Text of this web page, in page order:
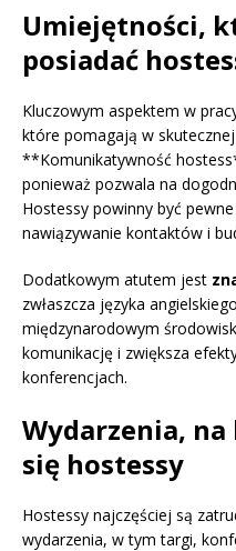
Umiejętności,
posiadać
Kluczowym aspektem w
które pomagają w
**Komunikatywność
ponieważ pozwala na
Hostessy powinny być
nawiązywanie kontaktów i
Dodatkowym atutem jest
zwłaszcza języka
międzynarodowym
komunikację i zwiększa
konferencjach.
Wydarzenia,
się hostessy
Hostessy najczęściej są
wydarzenia, w tym targi,